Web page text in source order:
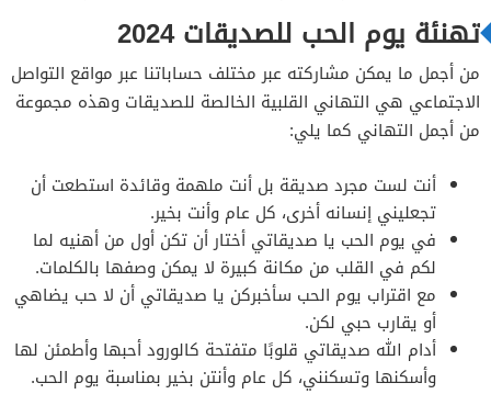
تهنئة يوم الحب للصديقات 2024
من أجمل ما يمكن مشاركته عبر مختلف حساباتنا عبر مواقع التواصل
الاجتماعي هي التهاني القلبية الخالصة للصديقات وهذه مجموعة
من أجمل التهاني كما يلي:
أنت لست مجرد صديقة بل أنت ملهمة وقائدة استطعت أن
تجعليني إنسانه أخرى، كل عام وأنت بخير.
في يوم الحب يا صديقاتي أختار أن تكن أول من أهنيه لما
لكم في القلب من مكانة كبيرة لا يمكن وصفها بالكلمات.
مع اقتراب يوم الحب سأخبركن يا صديقاتي أن لا حب يضاهي
أو يقارب حبي لكن.
أدام الله صديقاتي قلوبًا متفتحة كالورود أحبها وأطمئن لها
وأسكنها وتسكنني، كل عام وأنتن بخير بمناسبة يوم الحب.